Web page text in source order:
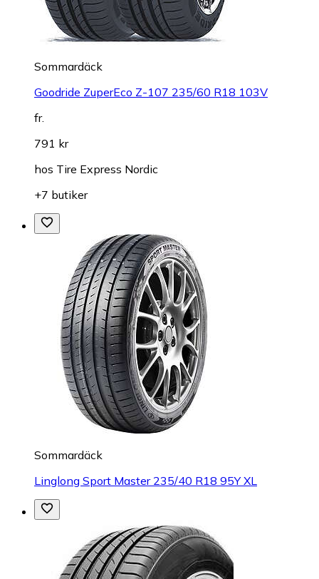
Sommardäck
Goodride ZuperEco Z-107 235/60 R18 103V
fr.
791 kr
hos Tire Express Nordic
+7 butiker
Sommardäck
Linglong Sport Master 235/40 R18 95Y XL